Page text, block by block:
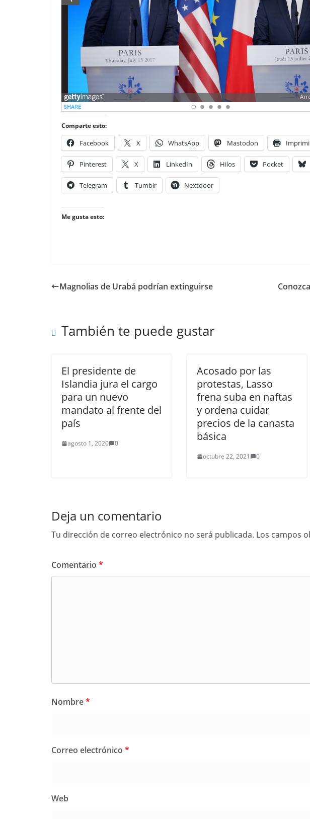
Comparte esto:
Facebook X WhatsApp Mastodon
Pinterest X LinkedIn Hilos Pocket
Telegram Tumblr Nextdoor
Me gusta esto:
Magnolias de Urabá podrían extinguirse
También te puede gustar
El presidente de
Islandia jura el cargo
para un nuevo
mandato al frente del
país
agosto 1, 2020 0
Acosado por las
protestas, Lasso
frena suba en naftas
y ordena cuidar
precios de la canasta
básica
octubre 22, 2021 0
Deja un comentario
Tu dirección de correo electrónico no será publicada. Los campos
Comentario *
Nombre*
Correo electrónico *
Web